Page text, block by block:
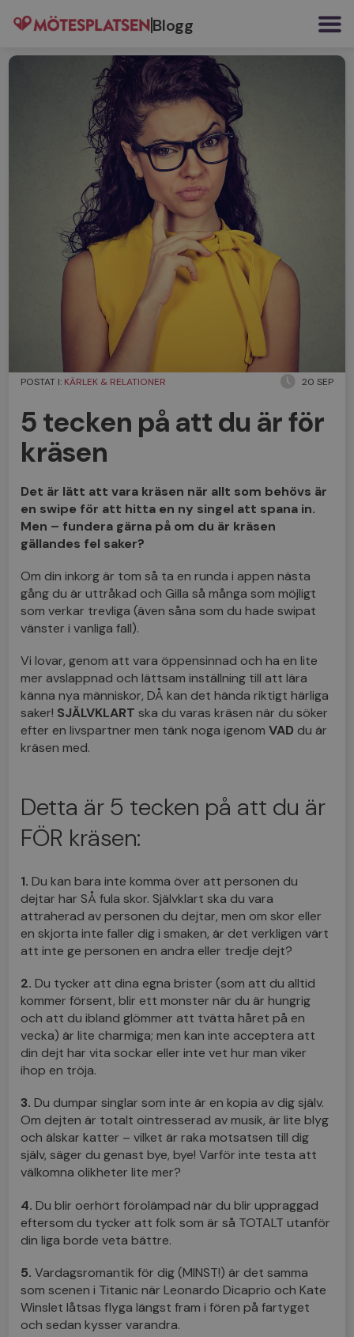
Blogg
POSTAT I: KÄRLEK & RELATIONER 20 SEP
5 tecken på att du är för
kräsen
Det är lätt att vara kräsen när allt som behövs är
en swipe för att hitta en ny singel att spana in.
Men – fundera gärna på om du är kräsen
gällandes fel saker?
Om din inkorg är tom så ta en runda i appen nästa
gång du är uttråkad och Gilla så många som möjligt
som verkar trevliga (även såna som du hade swipat
vänster i vanliga fall).
Vi lovar, genom att vara öppensinnad och ha en lite
mer avslappnad och lättsam inställning till att lära
känna nya människor, DÅ kan det hända riktigt härliga
saker! SJÄLVKLART ska du varas kräsen när du söker
efter en livspartner men tänk noga igenomVAD du är
kräsen med.
Detta är 5 tecken på att du är
FÖR kräsen:
1.Du kan bara inte komma över att personen du
dejtar har SÅ fula skor. Självklart ska du vara
attraherad av personen du dejtar, men om skor eller
en skjorta inte faller dig i smaken, är det verkligen värt
att inte ge personen en andra eller tredje dejt?
2. Du tycker att dina egna brister (som att du alltid
kommer försent, blir ett monster när du är hungrig
och att du ibland glömmer att tvätta håret på en
vecka) är lite charmiga; men kan inte acceptera att
din dejt har vita sockar eller inte vet hur man viker
ihop en tröja.
3. Du dumpar singlar som inte är en kopia av dig själv.
Om dejten är totalt ointresserad av musik, är lite blyg
och älskar katter – vilket är raka motsatsen till dig
själv, säger du genast bye, bye! Varför inte testa att
välkomna olikheter lite mer?
4. Du blir oerhört förolämpad när du blir uppraggad
eftersom du tycker att folk som är så TOTALT utanför
din liga borde veta bättre.
5. Vardagsromantik för dig (MINST!) är det samma
som scenen i Titanic när Leonardo Dicaprio och Kate
Winslet låtsas flyga längst fram i fören på fartyget
och sedan kysser varandra.